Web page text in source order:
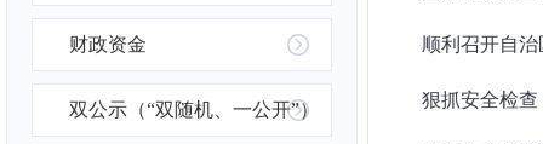
财政资金
双公示（“双随机、一公开”）
顺利召开自
狠抓安全检